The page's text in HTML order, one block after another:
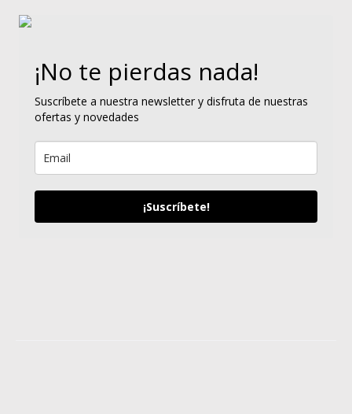
¡No te pierdas nada!
Suscríbete a nuestra newsletter y disfruta de nuestras
ofertas y novedades
¡Suscríbete!